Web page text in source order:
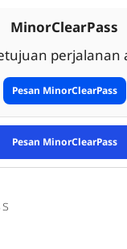
MinorClearPass
perjalanan
Pesan MinorClearPass
Pesan MinorClearPass